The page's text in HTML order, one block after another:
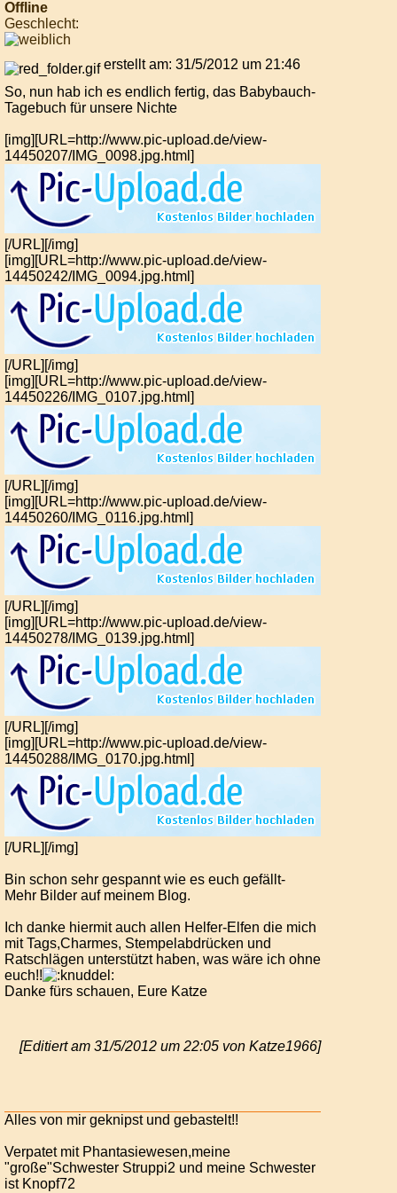
Offline
Geschlecht:
erstellt am: 31/5/2012 um 21:46
So, nun hab ich es endlich fertig, das Babybauch-
Tagebuch für unsere Nichte
[img][URL=http://www.pic-upload.de/view-
14450207/IMG_0098.jpg.html]
[/URL][/img]
[img][URL=http://www.pic-upload.de/view-
14450242/IMG_0094.jpg.html]
[/URL][/img]
[img][URL=http://www.pic-upload.de/view-
14450226/IMG_0107.jpg.html]
[/URL][/img]
[img][URL=http://www.pic-upload.de/view-
14450260/IMG_0116.jpg.html]
[/URL][/img]
[img][URL=http://www.pic-upload.de/view-
14450278/IMG_0139.jpg.html]
[/URL][/img]
[img][URL=http://www.pic-upload.de/view-
14450288/IMG_0170.jpg.html]
[/URL][/img]
Bin schon sehr gespannt wie es euch gefällt-
Mehr Bilder auf meinem Blog.
Ich danke hiermit auch allen Helfer-Elfen die mich
mit Tags,Charmes, Stempelabdrücken und
Ratschlägen unterstützt haben, was wäre ich ohne
euch!!
Danke fürs schauen, Eure Katze
[Editiert am 31/5/2012 um 22:05 von Katze1966]
Alles von mir geknipst und gebastelt!!
Verpatet mit Phantasiewesen,meine
"große"Schwester Struppi2 und meine Schwester
ist Knopf72